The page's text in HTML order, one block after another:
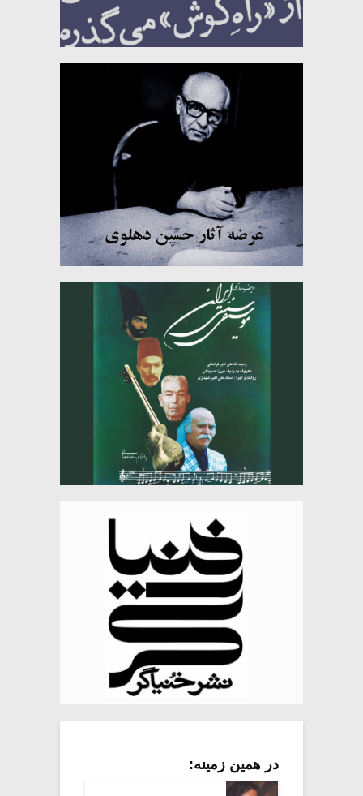
در همین زمینه: